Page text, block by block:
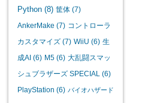
Python(8) 筐体(7)
AnkerMake (7) コントローラ
カスタマイズ(7) WiiU (6) 生
成AI (6) M5(6) 大乱闘スマッ
シュブラザーズ SPECIAL (6)
PlayStation (6) バイオハザード